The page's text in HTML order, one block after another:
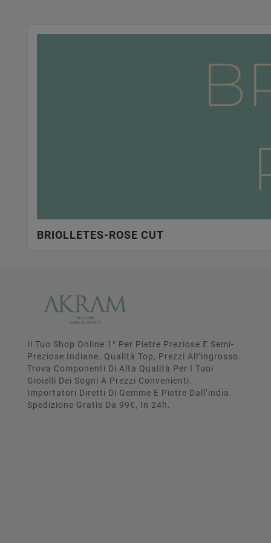
BRIOLLETES-ROSE CUT
Il Tuo Shop Online 1° Per Pietre Preziose E Semi-
Preziose Indiane. Qualità Top, Prezzi All’ingrosso.
Trova Componenti Di Alta Qualità Per I Tuoi
Gioielli Dei Sogni A Prezzi Convenienti.
Importatori Diretti Di Gemme E Pietre Dall’india.
Spedizione Gratis Da 99€, In 24h.